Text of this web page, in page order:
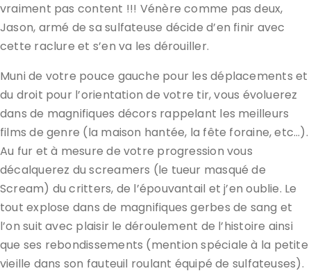
vraiment pas content !!! Vénère comme pas deux,
Jason, armé de sa sulfateuse décide d’en finir avec
cette raclure et s’en va les dérouiller.
Muni de votre pouce gauche pour les déplacements et
du droit pour l’orientation de votre tir, vous évoluerez
dans de magnifiques décors rappelant les meilleurs
films de genre (la maison hantée, la fête foraine, etc…).
Au fur et à mesure de votre progression vous
décalquerez du screamers (le tueur masqué de
Scream) du critters, de l’épouvantail et j’en oublie. Le
tout explose dans de magnifiques gerbes de sang et
l’on suit avec plaisir le déroulement de l’histoire ainsi
que ses rebondissements (mention spéciale à la petite
vieille dans son fauteuil roulant équipé de sulfateuses).